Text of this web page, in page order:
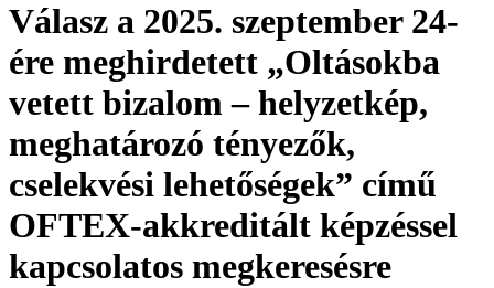
Válasz a 2025. szeptember 24-
ére meghirdetett „Oltásokba
vetett bizalom – helyzetkép,
meghatározó tényezők,
cselekvési lehetőségek” című
OFTEX-akkreditált képzéssel
kapcsolatos megkeresésre